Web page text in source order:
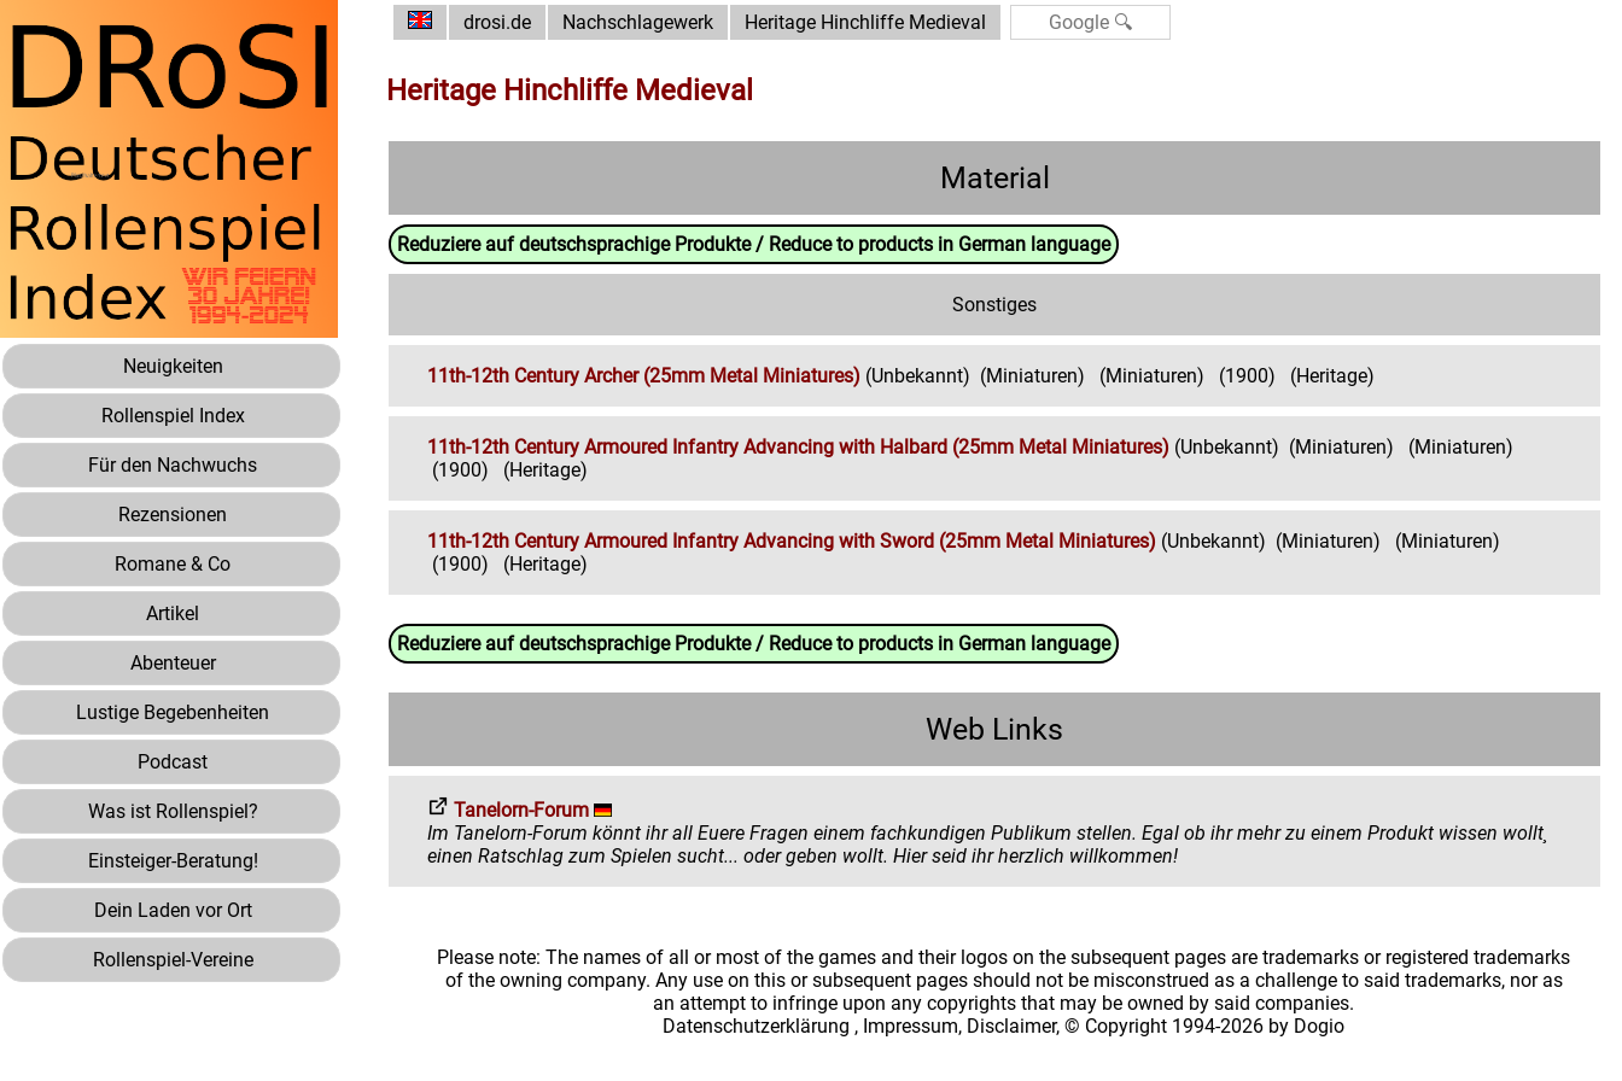
Neuigkeiten
Rollenspiel Index
Für den Nachwuchs
Rezensionen
Romane & Co
Artikel
Abenteuer
Lustige Begebenheiten
Podcast
Was ist Rollenspiel?
Einsteiger-Beratung!
Dein Laden vor Ort
Rollenspiel-Vereine
drosi.de Nachschlagewerk Heritage Hinchliffe Medieval
Heritage Hinchliffe Medieval
Material
Reduziere auf deutschsprachige Produkte / Reduce to products in German language
Sonstiges
11th-12th Century Archer (25mm Metal Miniatures) (Unbekannt) (Miniaturen) (Miniaturen) (1900) (Heritage)
11th-12th Century Armoured Infantry Advancing with Halbard (25mm Metal Miniatures) (Unbekannt) (Miniaturen)
(Miniaturen)
(1900)
(Heritage)
11th-12th Century Armoured Infantry Advancing with Sword (25mm Metal Miniatures) (Unbekannt) (Miniaturen)
(Miniaturen)
(1900)
(Heritage)
Reduziere auf deutschsprachige Produkte / Reduce to products in German language
Web Links
Tanelorn-Forum
Im Tanelorn-Forum könnt ihr all Euere Fragen einem fachkundigen Publikum stellen. Egal ob ihr mehr zu einem Produkt wissen wollt¸
einen Ratschlag zum Spielen sucht... oder geben wollt. Hier seid ihr herzlich willkommen!
Please note: The names of all or most of the games and their logos on the subsequent pages are trademarks or registered trademarks
of the owning company. Any use on this or subsequent pages should not be misconstrued as a challenge to said trademarks, nor as
an attempt to infringe upon any copyrights that may be owned by said companies.
Datenschutzerklärung , Impressum, Disclaimer, © Copyright 1994-2026 by Dogio